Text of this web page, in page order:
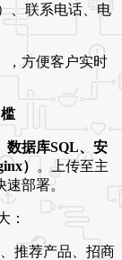
、联系电话、电
，方便客户实时
数据库SQL、安
） 。上传至主
部署。
：
推荐产品、招商